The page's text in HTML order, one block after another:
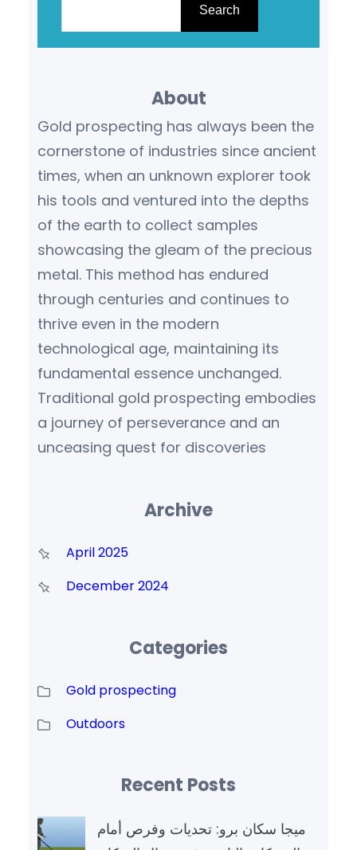
Search
About
Gold prospecting has always been the
cornerstone of industries since ancient
times, when an unknown explorer took
his tools and ventured into the depths
of the earth to collect samples
showcasing the gleam of the precious
metal. This method has endured
through centuries and continues to
thrive even in the modern
technological age, maintaining its
fundamental essence unchanged.
Traditional gold prospecting embodies
a journey of perseverance and an
unceasing quest for discoveries
Archive
April 2025
December 2024
Categories
Gold prospecting
Outdoors
Recent Posts
ميجا سكان برو: تحديات وفرص أمام